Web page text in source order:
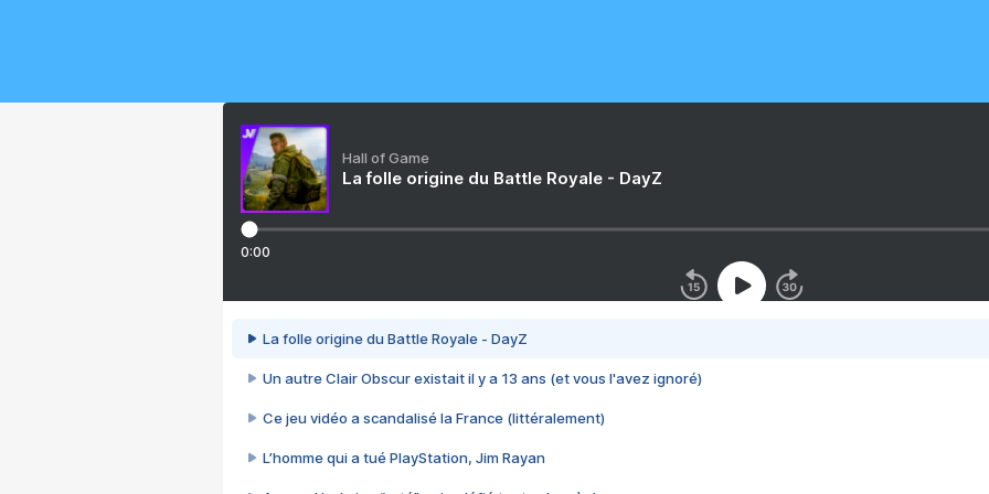
Hall of Game
La folle origine du Battle Royale - DayZ
0:00
La folle origine du Battle Royale - DayZ
Un autre Clair Obscur existait il y a 13 ans (et vous l'avez ignoré)
Ce jeu vidéo a scandalisé la France (littéralement)
L’homme qui a tué PlayStation, Jim Rayan